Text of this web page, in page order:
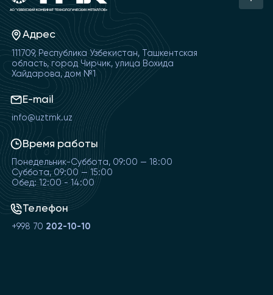
Адрес
111709, Республика Узбекистан, Ташкентская
область, город Чирчик, улица Вохида
Хайдарова, дом №1
E-mail
info@uztmk.uz
Время работы
Понедельник-Суббота, 09:00 — 18:00
Суббота, 09:00 — 15:00
Обед: 12:00 - 14:00
Телефон
+998 70 202-10-10